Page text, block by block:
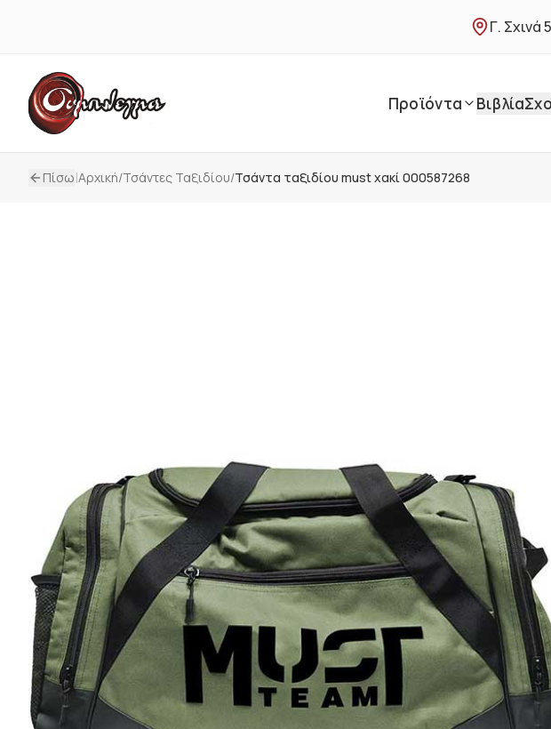
Γ. Σχινά
Προϊόντα Βιβλία
Πίσω|Αρχική/Τσάντες Ταξιδίου/Τσάντα ταξιδίου must χακί 000587268